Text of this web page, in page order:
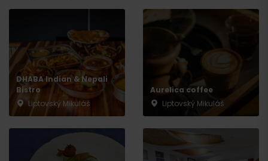
DHABA Indian & Nepali
Bistro
Liptovský Mikuláš
Aurelica coffee
Liptovský Mikuláš